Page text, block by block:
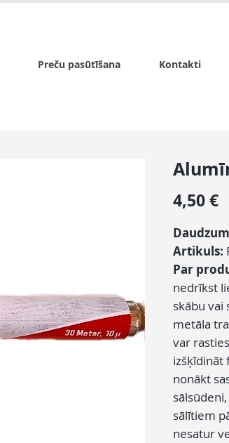
Preču pasūtīšana Kontakti
4,50 €
Artikuls:
Par
nedrīkst
skābu vai
metāla
var
izšķīdināt
nonākt
sālītiem
nesatur